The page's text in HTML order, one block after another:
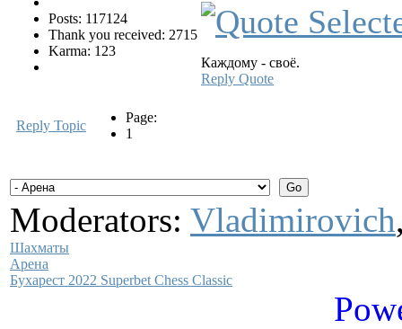
Posts: 117124
Thank you received: 2715
Karma: 123
Каждому - своё.
Reply Quote
Reply Topic
Page:
1
Moderators: Vladimirovich
Шахматы
Арена
Бухарест 2022 Superbet Chess Classic